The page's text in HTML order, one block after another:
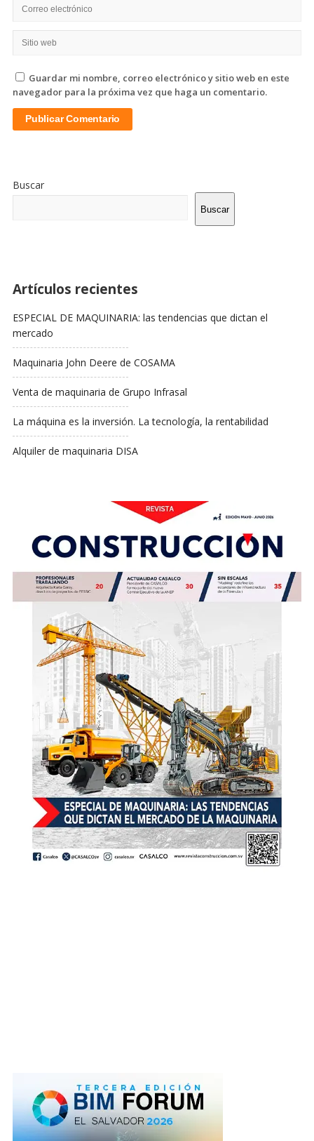
Guardar mi nombre, correo electrónico y sitio web en este
navegador para la próxima vez que haga un comentario.
De
La
Lateral
Buscar
Buscar
Artículos recientes
ESPECIAL DE MAQUINARIA: las tendencias que dictan el
mercado
Maquinaria John Deere de COSAMA
Venta de maquinaria de Grupo Infrasal
La máquina es la inversión. La tecnología, la rentabilidad
Alquiler de maquinaria DISA